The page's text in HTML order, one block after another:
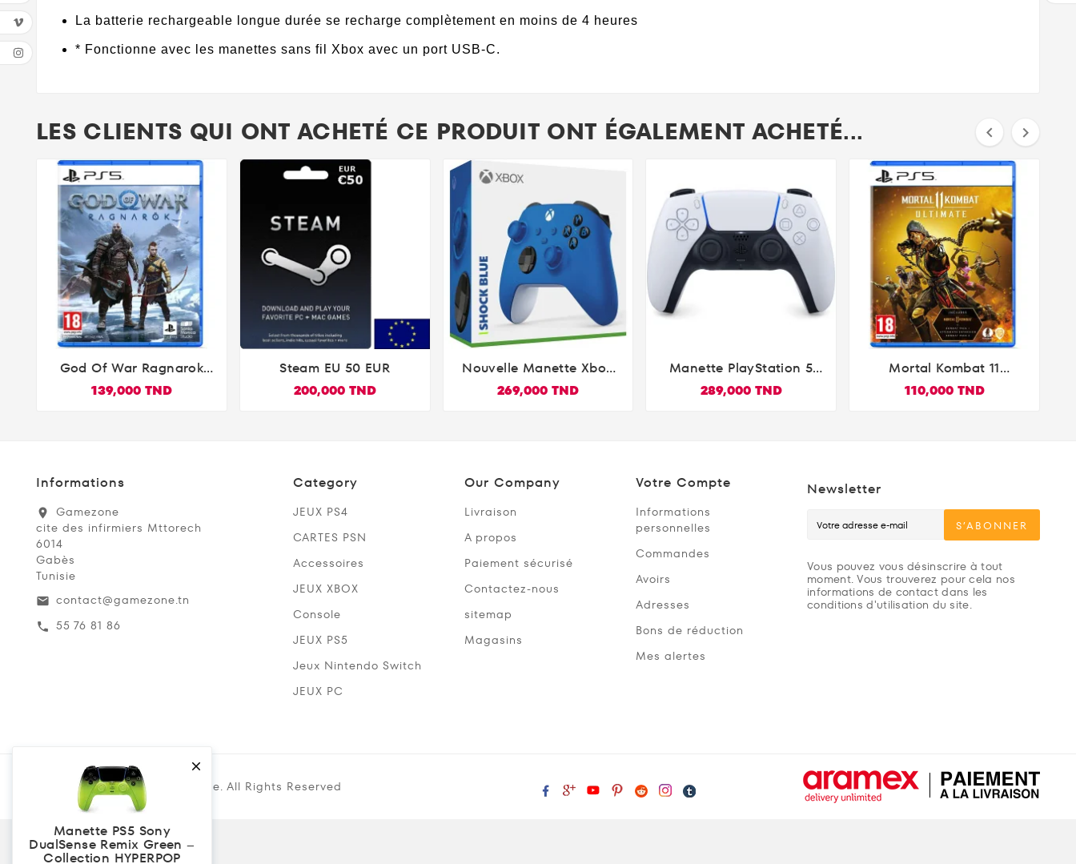

Manette PS5 Sony
DualSense Remix Green –
Collection HYPERPOP
La batterie rechargeable longue durée se recharge complètement en moins de 4 heures
* Fonctionne avec les manettes sans fil Xbox avec un port USB-C.
LES CLIENTS QUI ONT ACHETÉ CE PRODUIT ONT ÉGALEMENT ACHETÉ...  

God Of War Ragnarok
PS5
139,000 TND

Steam EU 50 EUR
200,000 TND

Nouvelle Manette Xbox
Sans Fil - Shock Blue
269,000 TND

Manette PlayStation 5
Officielle DualSense PS5
Blanc
289,000 TND

Mortal Kombat 11
Ultimate PS5
110,000 TND
Informations
location_on
Gamezone
cite des infirmiers Mttorech
6014
Gabès
Tunisie
email contact@gamezone.tn
call 55 76 81 86
Category
JEUX PS4
CARTES PSN
Accessoires
JEUX XBOX
Console
JEUX PS5
Jeux Nintendo Switch
JEUX PC
Our Company
Livraison
A propos
Paiement sécurisé
Contactez-nous
sitemap
Magasins
Votre Compte
Informations
personnelles
Commandes
Avoirs
Adresses
Bons de réduction
Mes alertes
Newsletter
S’ABONNER
Vous pouvez vous désinscrire à tout
moment. Vous trouverez pour cela nos
informations de contact dans les
conditions d'utilisation du site.
Copyright @ 2019 Gamezone. All Rights Reserved